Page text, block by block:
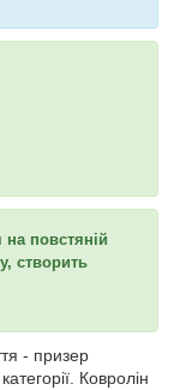
на повстяній
створить
- призер
Ковролін